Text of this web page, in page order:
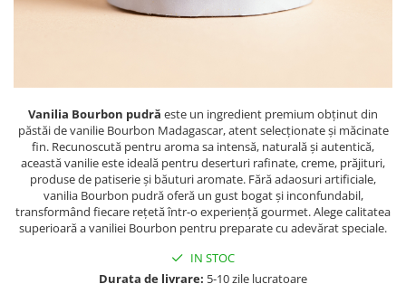
LACTATE
PRODUSE ROMÂNEȘTI
COSMETICE
REMEDII NATURISTE
TOATE PRODUSELE
Vanilia Bourbon pudră este un ingredient premium obținut din
păstăi de vanilie Bourbon Madagascar, atent selecționate și măcinate
fin. Recunoscută pentru aroma sa intensă, naturală și autentică,
această vanilie este ideală pentru deserturi rafinate, creme, prăjituri,
produse de patiserie și băuturi aromate. Fără adaosuri artificiale,
vanilia Bourbon pudră oferă un gust bogat și inconfundabil,
transformând fiecare rețetă într-o experiență gourmet. Alege calitatea
superioară a vaniliei Bourbon pentru preparate cu adevărat speciale.
IN STOC
Durata de livrare: 5-10 zile lucratoare